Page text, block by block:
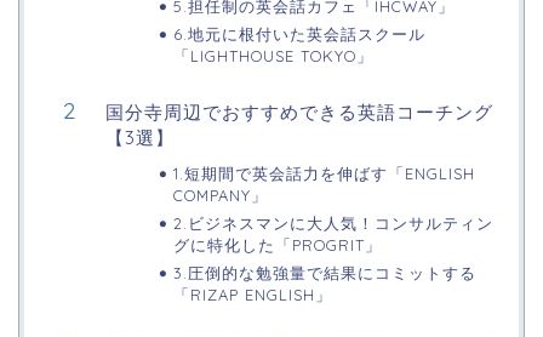
5.担任制の英会話カフェ「IHCWAY」
6.地元に根付いた英会話スクール
「LIGHTHOUSE TOKYO」
国分寺周辺でおすすめできる英語コーチング
【3選】
1.短期間で英会話力を伸ばす「ENGLISH
COMPANY」
2.ビジネスマンに大人気！コンサルティン
グに特化した「PROGRIT」
3.圧倒的な勉強量で結果にコミットする
「RIZAP ENGLISH」